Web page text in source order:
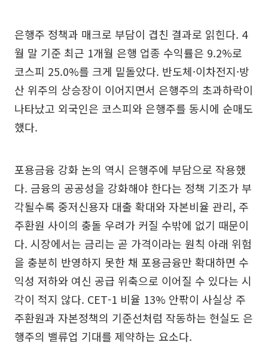
은행주 정책과 매크로 부담이 겹친 결과로 읽힌다. 4
월 말 기준 최근 1개월 은행 업종 수익률은 9.2%로
코스피 25.0%를 크게 밑돌았다. 반도체·이차전지·방
산 위주의 상승장이 이어지면서 은행주의 초과하락이
나타났고 외국인은 코스피와 은행주를 동시에 순매도
했다.
포용금융 강화 논의 역시 은행주에 부담으로 작용했
다. 금융의 공공성을 강화해야 한다는 정책 기조가 부
각될수록 중저신용자 대출 확대와 자본비율 관리, 주
주환원 사이의 충돌 우려가 커질 수밖에 없기 때문이
다. 시장에서는 금리는 곧 가격이라는 원칙 아래 위험
을 충분히 반영하지 못한 채 포용금융만 확대하면 수
익성 저하와 여신 공급 위축으로 이어질 수 있다는 시
각이 적지 않다. CET-1 비율 13% 안팎이 사실상 주
주환원과 자본정책의 기준선처럼 작동하는 현실도 은
행주의 밸류업 기대를 제약하는 요소다.